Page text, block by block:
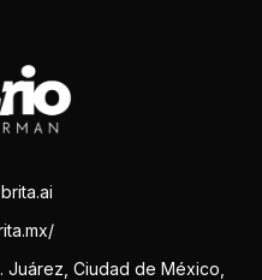
Juárez, Ciudad de México,